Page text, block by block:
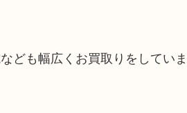
ども幅広くお買取りをしていま